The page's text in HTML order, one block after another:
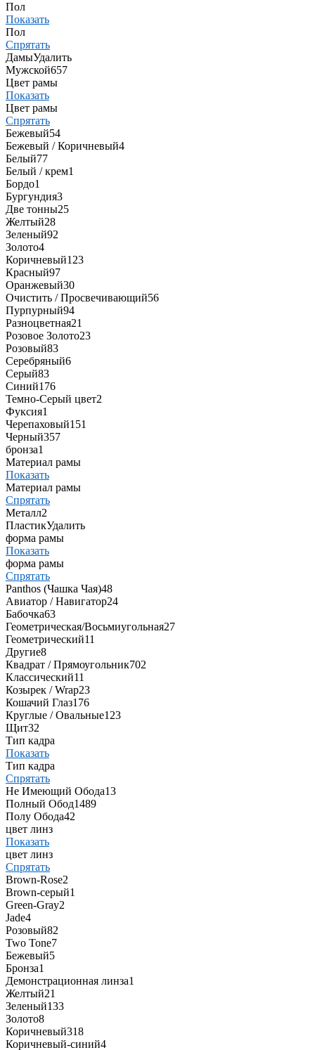
Пол
Показать
Пол
Спрятать
ДамыУдалить
Мужской657
Цвет рамы
Показать
Цвет рамы
Спрятать
Бежевый54
Бежевый / Коричневый4
Белый77
Белый / крем1
Бордо1
Бургундия3
Две тонны25
Желтый28
Зеленый92
Золото4
Коричневый123
Красный97
Оранжевый30
Очистить / Просвечивающий56
Пурпурный94
Разноцветная21
Розовое Золото23
Розовый83
Серебряный6
Серый83
Синий176
Темно-Серый цвет2
Фуксия1
Черепаховый151
Черный357
бронза1
Материал рамы
Показать
Материал рамы
Спрятать
Металл2
ПластикУдалить
форма рамы
Показать
форма рамы
Спрятать
Panthos (Чашка Чая)48
Авиатор / Навигатор24
Бабочка63
Геометрическая/Восьмиугольная27
Геометрический11
Другие8
Квадрат / Прямоугольник702
Классический11
Козырек / Wrap23
Кошачий Глаз176
Круглые / Овальные123
Щит32
Тип кадра
Показать
Тип кадра
Спрятать
Не Имеющий Обода13
Полный Обод1489
Полу Обода42
цвет линз
Показать
цвет линз
Спрятать
Brown-Rose2
Brown-серый1
Green-Gray2
Jade4
Pозовый82
Two Tone7
Бежевый5
Бронза1
Демонстрационная линза1
Желтый21
Зеленый133
Золото8
Коричневый318
Коричневый-синий4